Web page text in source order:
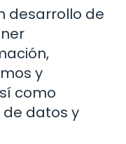
desarrollo de
y
como
datos y